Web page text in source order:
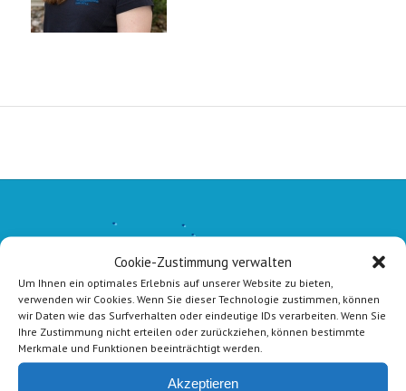
Cookie-Zustimmung verwalten
Um Ihnen ein optimales Erlebnis auf unserer Website zu bieten,
verwenden wir Cookies. Wenn Sie dieser Technologie zustimmen, können
wir Daten wie das Surfverhalten oder eindeutige IDs verarbeiten. Wenn Sie
Ihre Zustimmung nicht erteilen oder zurückziehen, können bestimmte
Merkmale und Funktionen beeinträchtigt werden.
Akzeptieren